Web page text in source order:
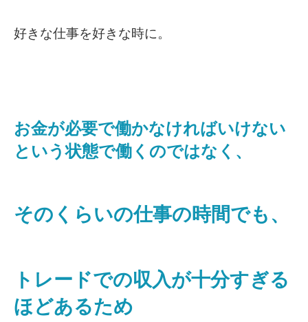
好きな仕事を好きな時に。
お金が必要で働かなければいけない
という状態で働くのではなく、
そのくらいの仕事の時間でも、
トレードでの収入が十分すぎる
ほどあるため